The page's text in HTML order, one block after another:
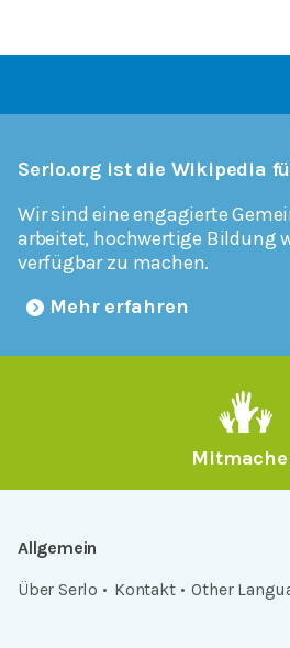
Serlo.org ist die Wikipedia
Wir sind eine engagierte
arbeitet, hochwertige Bildung
verfügbar zu machen.
Mehr erfahren
Allgemein
Über Serlo
Kontakt Other